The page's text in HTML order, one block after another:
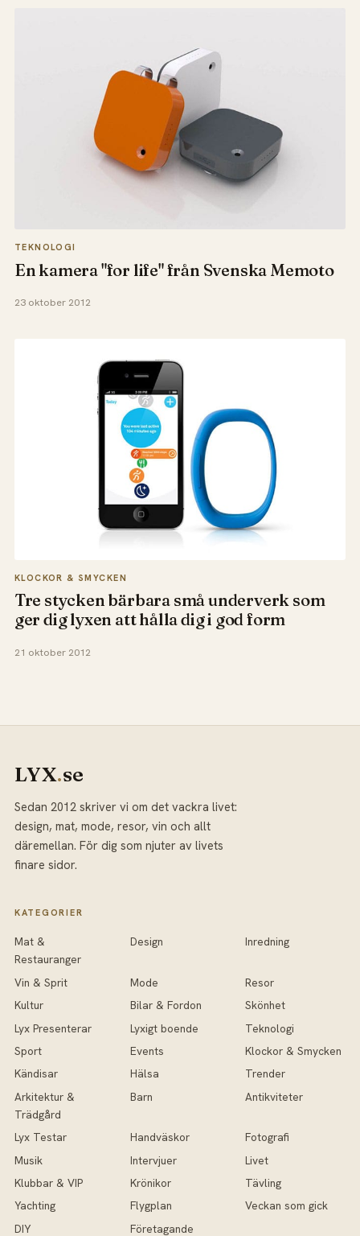
TEKNOLOGI
En kamera "for life" från Svenska Memoto
23 oktober 2012
KLOCKOR & SMYCKEN
Tre stycken bärbara små underverk som
ger dig lyxen att hålla dig i god form
21 oktober 2012
LYX.se
Sedan 2012 skriver vi om det vackra livet:
design, mat, mode, resor, vin och allt
däremellan. För dig som njuter av livets
finare sidor.
KATEGORIER
Mat &
Restauranger
Design Inredning
Vin & Sprit Mode
Resor
Kultur
Bilar & Fordon
Skönhet
Lyx Presenterar
Lyxigt boende
Teknologi
Sport
Events
Klockor & Smycken
Kändisar
Hälsa
Trender
Arkitektur &
Trädgård
Barn Antikviteter
Lyx Testar Handväskor
Fotografi
Musik
Intervjuer
Livet
Klubbar & VIP
Krönikor
Tävling
Yachting
Flygplan
Veckan som gick
DIY
Företagande